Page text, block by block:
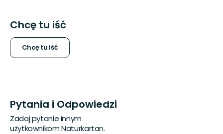
Chcę tu iść
Chcę tu iść
Pytania i Odpowiedzi
Zadaj pytanie innym
użytkownikom Naturkartan.